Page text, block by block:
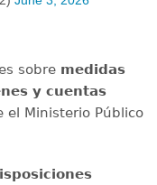
sobre medidas
y cuentas
el Ministerio Público